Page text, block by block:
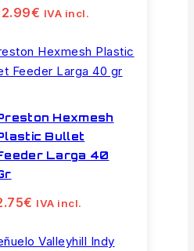
€ IVA incl.
Hexmesh
Bullet
Larga 40
€ IVA incl.